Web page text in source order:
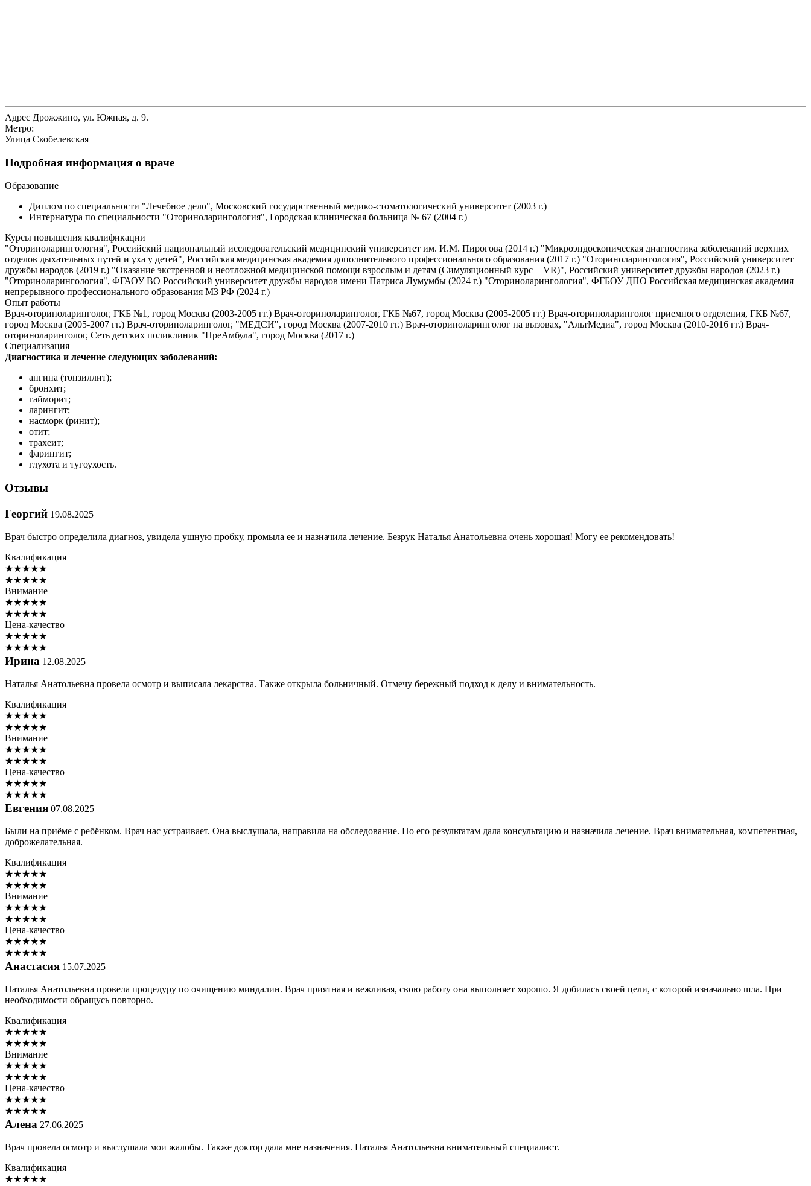
Адрес Дрожжино, ул. Южная, д. 9.
Метро:
Улица Скобелевская
Подробная информация о враче
Образование
Диплом по специальности "Лечебное дело", Московский государственный медико-стоматологический университет (2003 г.)
Интернатура по специальности "Оториноларингология", Городская клиническая больница № 67 (2004 г.)
Курсы повышения квалификации
"Оториноларингология", Российский национальный исследовательский медицинский университет им. И.М. Пирогова (2014 г.) "Микроэндоскопическая диагностика заболеваний верхних
отделов дыхательных путей и уха у детей", Российская медицинская академия дополнительного профессионального образования (2017 г.) "Оториноларингология", Российский университет
дружбы народов (2019 г.) "Оказание экстренной и неотложной медицинской помощи взрослым и детям (Симуляционный курс + VR)", Российский университет дружбы народов (2023 г.)
"Оториноларингология", ФГАОУ ВО Российский университет дружбы народов имени Патриса Лумумбы (2024 г.) "Оториноларингология", ФГБОУ ДПО Российская медицинская академия
непрерывного профессионального образования МЗ РФ (2024 г.)
Опыт работы
Врач-оториноларинголог, ГКБ №1, город Москва (2003-2005 гг.) Врач-оториноларинголог, ГКБ №67, город Москва (2005-2005 гг.) Врач-оториноларинголог приемного отделения, ГКБ №67,
город Москва (2005-2007 гг.) Врач-оториноларинголог, "МЕДСИ", город Москва (2007-2010 гг.) Врач-оториноларинголог на вызовах, "АльтМедиа", город Москва (2010-2016 гг.) Врач-
оториноларинголог, Сеть детских поликлиник "ПреАмбула", город Москва (2017 г.)
Специализация
Диагностика и лечение следующих заболеваний:
ангина (тонзиллит);
бронхит;
гайморит;
ларингит;
насморк (ринит);
отит;
трахеит;
фарингит;
глухота и тугоухость.
Отзывы
Георгий 19.08.2025
Врач быстро определила диагноз, увидела ушную пробку, промыла ее и назначила лечение. Безрук Наталья Анатольевна очень хорошая! Могу ее рекомендовать!
Квалификация
★★★★★
★★★★★
Внимание
★★★★★
★★★★★
Цена-качество
★★★★★
★★★★★
Ирина 12.08.2025
Наталья Анатольевна провела осмотр и выписала лекарства. Также открыла больничный. Отмечу бережный подход к делу и внимательность.
Квалификация
★★★★★
★★★★★
Внимание
★★★★★
★★★★★
Цена-качество
★★★★★
★★★★★
Евгения 07.08.2025
Были на приёме с ребёнком. Врач нас устраивает. Она выслушала, направила на обследование. По его результатам дала консультацию и назначила лечение. Врач внимательная, компетентная,
доброжелательная.
Квалификация
★★★★★
★★★★★
Внимание
★★★★★
★★★★★
Цена-качество
★★★★★
★★★★★
Анастасия 15.07.2025
Наталья Анатольевна провела процедуру по очищению миндалин. Врач приятная и вежливая, свою работу она выполняет хорошо. Я добилась своей цели, с которой изначально шла. При
необходимости обращусь повторно.
Квалификация
★★★★★
★★★★★
Внимание
★★★★★
★★★★★
Цена-качество
★★★★★
★★★★★
Алена 27.06.2025
Врач провела осмотр и выслушала мои жалобы. Также доктор дала мне назначения. Наталья Анатольевна внимательный специалист.
Квалификация
★★★★★